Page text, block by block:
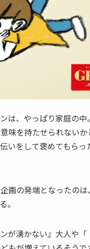
は、やっぱり家庭の
味を持たせられないか
いをして褒めてもら
画の発端となったの
。
が湧かない』大人や